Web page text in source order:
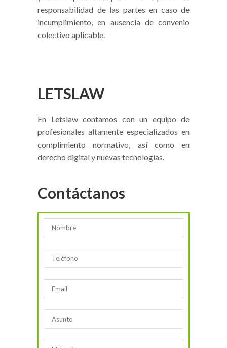
responsabilidad de las partes en caso de
incumplimiento, en ausencia de convenio
colectivo aplicable.
LETSLAW
En Letslaw contamos con un equipo de
profesionales altamente especializados en
complimiento normativo, así como en
derecho digital y nuevas tecnologías.
Contáctanos